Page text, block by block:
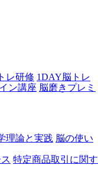
レ研修 1DAY脳トレ
ン講座 脳磨きプレミ
理論と実践 脳の使い
特定商品取引に関す